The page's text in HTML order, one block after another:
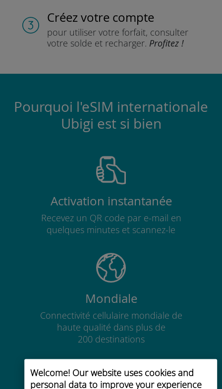
Welcome! Our website uses cookies and
personal data to improve your experience
Créez votre compte
pour utiliser votre forfait, consulter
votre solde et recharger. Profitez !
Pourquoi l'eSIM internationale
Ubigi est si bien
Activation instantanée
Recevez un QR code par e-mail en
quelques minutes et scannez-le
Mondiale
Connectivité cellulaire mondiale de
haute qualité dans plus de
200 destinations